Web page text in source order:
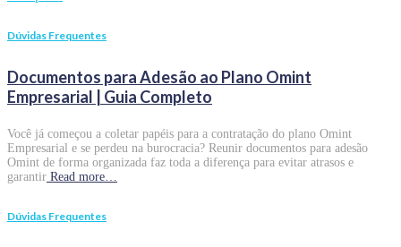
Dúvidas Frequentes
Documentos para Adesão ao Plano Omint
Empresarial | Guia Completo
Você já começou a coletar papéis para a contratação do plano Omint
Empresarial e se perdeu na burocracia? Reunir documentos para adesão
Omint de forma organizada faz toda a diferença para evitar atrasos e
garantir Read more…
Dúvidas Frequentes